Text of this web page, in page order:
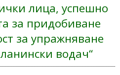
лица, успешно
за придобиване
за упражняване
водач“